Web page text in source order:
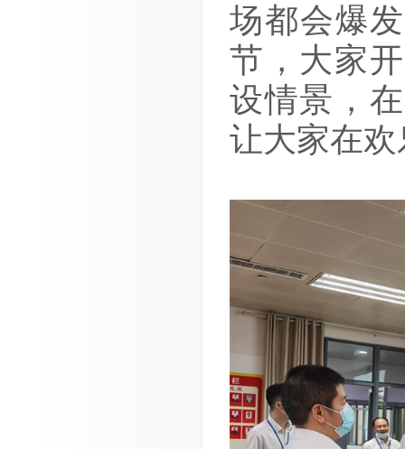
场都会爆
节，大家
设情景，
让大家在